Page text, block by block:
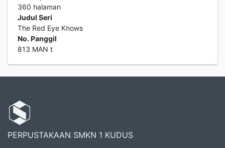
360 halaman
Judul Seri
The Red Eye Knows
No. Panggil
813 MAN t
PERPUSTAKAAN SMKN 1 KUDUS